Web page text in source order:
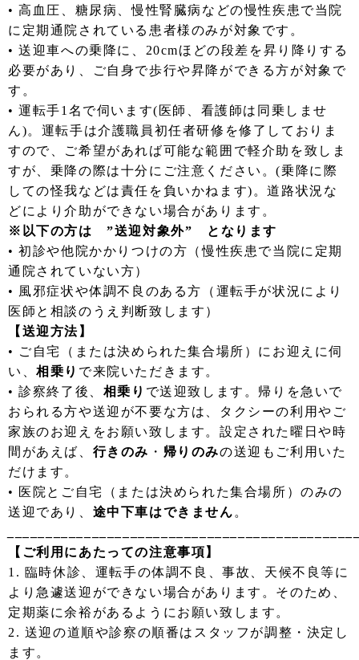
• 高血圧、糖尿病、慢性腎臓病などの慢性疾患で当院
に定期通院されている患者様のみが対象です。
• 送迎車への乗降に、20cmほどの段差を昇り降りする
必要があり、ご自身で歩行や昇降ができる方が対象で
す。
• 運転手1名で伺います(医師、看護師は同乗しませ
ん)。運転手は介護職員初任者研修を修了しておりま
すので、ご希望があれば可能な範囲で軽介助を致しま
すが、乗降の際は十分にご注意ください。(乗降に際
しての怪我などは責任を負いかねます)。道路状況な
どにより介助ができない場合があります。
※以下の方は ”送迎対象外” となります
• 初診や他院かかりつけの方（慢性疾患で当院に定期
通院されていない方）
• 風邪症状や体調不良のある方（運転手が状況により
医師と相談のうえ判断致します）
【送迎方法】
• ご自宅（または決められた集合場所）にお迎えに伺
い、相乗り で来院いただきます。
• 診察終了後、 相乗り で送迎致します。帰りを急いで
おられる方や送迎が不要な方は、タクシーの利用やご
家族のお迎えをお願い致します。設定された曜日や時
間があえば、 行きのみ ・ 帰りのみの送迎もご利用いた
だけます。
• 医院とご自宅（または決められた集合場所）のみの
送迎であり、 途中下車はできません 。
【ご利用にあたっての注意事項】
1. 臨時休診、運転手の体調不良、事故、天候不良等に
より急遽送迎ができない場合があります。そのため、
定期薬に余裕があるようにお願い致します。
2. 送迎の道順や診察の順番はスタッフが調整・決定し
ます。